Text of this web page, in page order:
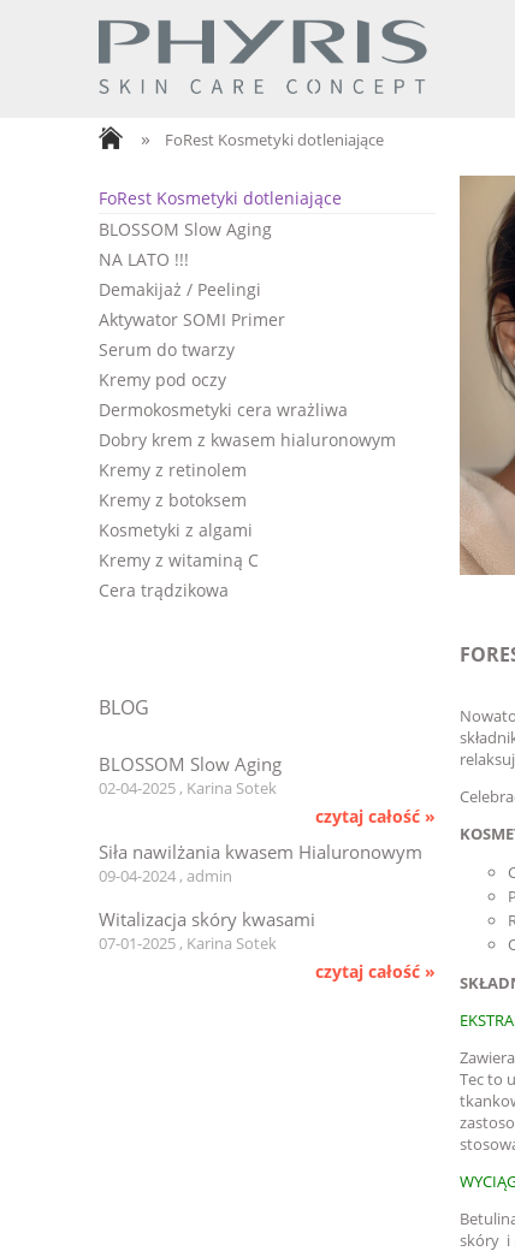
» FoRest Kosmetyki dotleniające
FoRest Kosmetyki dotleniające
BLOSSOM Slow Aging
NA LATO !!!
Demakijaż / Peelingi
Aktywator SOMI Primer
Serum do twarzy
Kremy pod oczy
Dermokosmetyki cera wrażliwa
Dobry krem z kwasem hialuronowym
Kremy z retinolem
Kremy z botoksem
Kosmetyki z algami
Kremy z witaminą C
Cera trądzikowa
BLOG
BLOSSOM Slow Aging
02-04-2025 , Karina Sotek
czytaj całość »
Siła nawilżania kwasem Hialuronowym
09-04-2024 , admin
Witalizacja skóry kwasami
07-01-2025 , Karina Sotek
czytaj całość »
Tec to
skóry i